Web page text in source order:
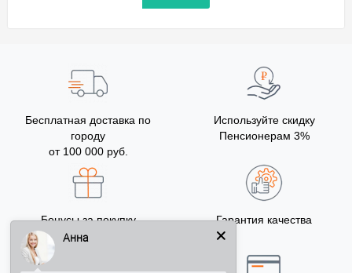
Бесплатная доставка по
городу
от 100 000 руб.
Используйте скидку
Пенсионерам 3%
Бонусы за покупку
5% на Ваш счет
Гарантия качества
Анна